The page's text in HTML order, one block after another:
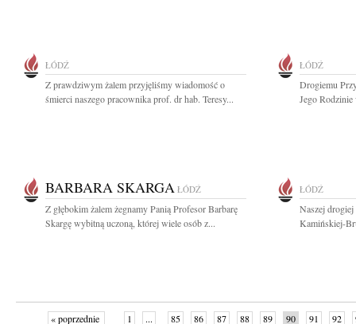
ŁÓDŹ
Z prawdziwym żalem przyjęliśmy wiadomość o
śmierci naszego pracownika prof. dr hab. Teresy...
ŁÓDŹ
Drogiemu
Jego
BARBARA SKARGA ŁÓDŹ
Z głębokim żalem żegnamy Panią Profesor Barbarę
Skargę wybitną uczoną, której wiele osób z...
ŁÓDŹ
Naszej drogiej
Kamińskiej-
« poprzednie 1 ... 85 86 87 88 89 90 91 92